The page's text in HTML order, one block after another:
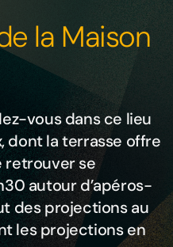
la Maison
vous dans ce lieu
dont la terrasse offre
retrouver se
autour d’apéros-
des projections au
les projections en